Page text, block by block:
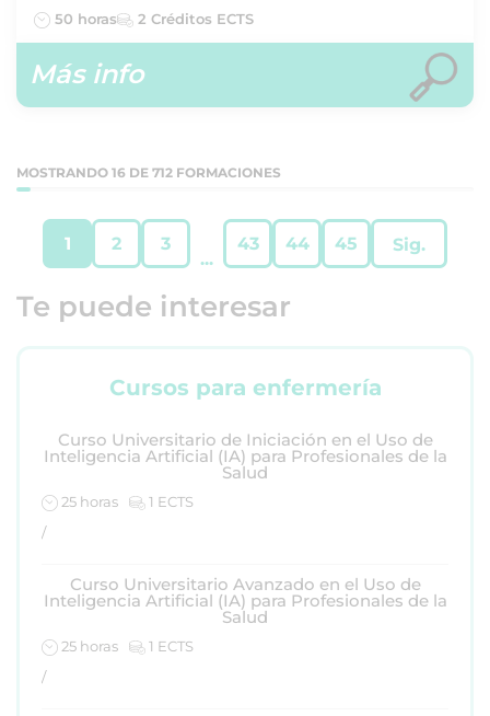
50 horas 2 Créditos ECTS
Más info
MOSTRANDO 16 DE 712 FORMACIONES
1 2 3
...
43 44 45 Sig.
Te puede interesar
Cursos para enfermería
Curso Universitario de Iniciación en el Uso de
Inteligencia Artificial (IA) para Profesionales de la
Salud
25 horas
1 ECTS
/
Curso Universitario Avanzado en el Uso de
Inteligencia Artificial (IA) para Profesionales de la
Salud
25 horas
1 ECTS
/